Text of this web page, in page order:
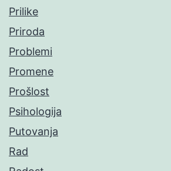
Prilike
Priroda
Problemi
Promene
Prošlost
Psihologija
Putovanja
Rad